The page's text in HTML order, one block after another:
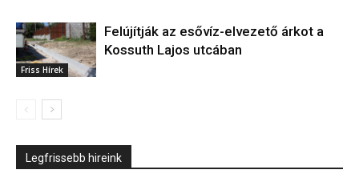
Friss Hírek
Felújítják az esővíz-elvezető árkot a
Kossuth Lajos utcában
Legfrissebb hireink